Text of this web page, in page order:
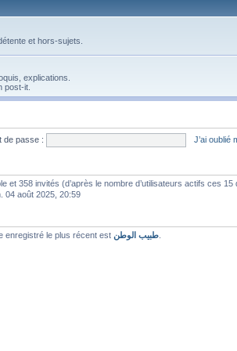
et hors-sujets.
explications.
post-it.
de passe : J’ai oublié
et 358 invités (d’après le nombre d’utilisateurs actifs ces 15
04 août 2025, 20:59
enregistré le plus récent est طبيب الوطن